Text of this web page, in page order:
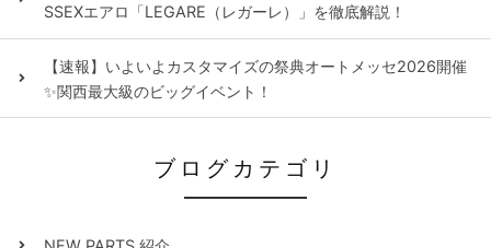
SSEXエアロ「LEGARE（レガーレ）」を徹底解説！
【速報】いよいよカスタマイズの祭典オートメッセ2026開催
✨関西最大級のビッグイベント！
ブログカテゴリ